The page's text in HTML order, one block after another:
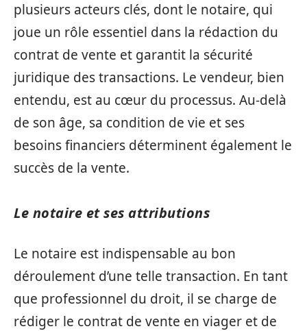
plusieurs acteurs clés, dont le notaire, qui
joue un rôle essentiel dans la rédaction du
contrat de vente et garantit la sécurité
juridique des transactions. Le vendeur, bien
entendu, est au cœur du processus. Au-delà
de son âge, sa condition de vie et ses
besoins financiers déterminent également le
succès de la vente.
Le notaire et ses attributions
Le notaire est indispensable au bon
déroulement d’une telle transaction. En tant
que professionnel du droit, il se charge de
rédiger le contrat de vente en viager et de